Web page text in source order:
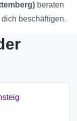
beraten
beschäftigen.